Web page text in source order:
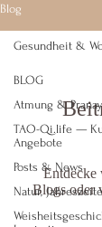
Blog
BLOG
Atmung &
TAO-Qi.life —
Angebote
Posts & News
Natur,
Gesundheit &
Entdecke
Blogs oder